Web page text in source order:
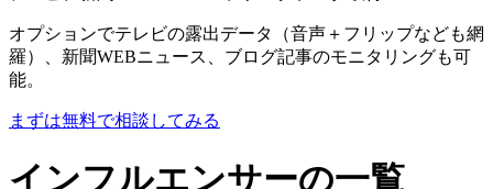
オプションでテレビの露出データ（音声＋フリップなども網
羅）、新聞WEBニュース、ブログ記事のモニタリングも可
能。
まずは無料で相談してみる
インフルエンサーの一覧